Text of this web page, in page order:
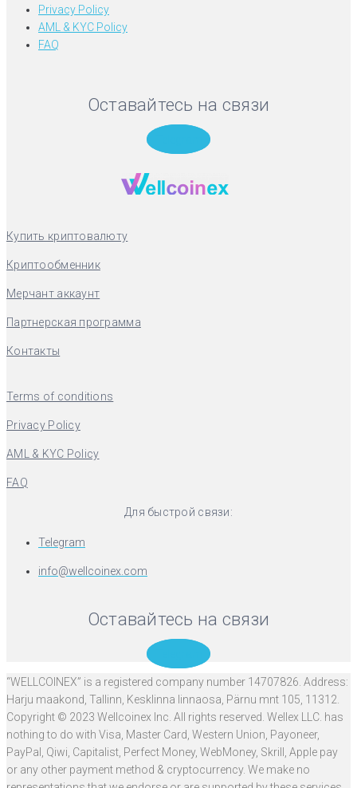
Privacy Policy
AML & KYC Policy
FAQ
Оставайтесь на связи
Купить криптовалюту
Криптообменник
Мерчант аккаунт
Партнерская программа
Контакты
Terms of conditions
Privacy Policy
AML & KYC Policy
FAQ
Для быстрой связи:
Telegram
info@wellcoinex.com
Оставайтесь на связи
“WELLCOINEX” is a registered company number 14707826. Address:
Harju maakond, Tallinn, Kesklinna linnaosa, Pärnu mnt 105, 11312.
Copyright © 2023 Wellcoinex Inc. All rights reserved. Wellex LLC. has
nothing to do with Visa, Master Card, Western Union, Payoneer,
PayPal, Qiwi, Capitalist, Perfect Money, WebMoney, Skrill, Apple pay
or any other payment method & cryptocurrency. We make no